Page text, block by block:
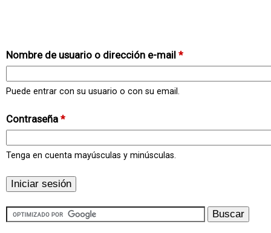
Nombre de usuario o dirección e-mail *
Puede entrar con su usuario o con su email.
Contraseña *
Tenga en cuenta mayúsculas y minúsculas.